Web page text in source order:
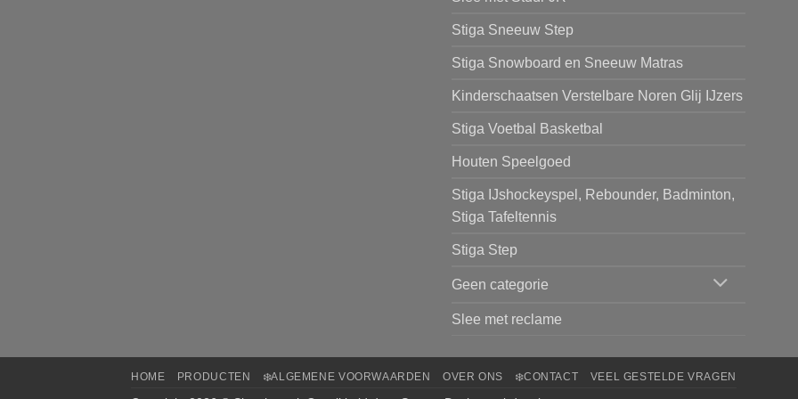
Stiga Sneeuw Step
Stiga Snowboard en Sneeuw Matras
Kinderschaatsen Verstelbare Noren Glij IJzers
Stiga Voetbal Basketbal
Houten Speelgoed
Stiga IJshockeyspel, Rebounder, Badminton,
Stiga Tafeltennis
Stiga Step
Geen categorie
Slee met reclame
HOME PRODUCTEN ❄️ALGEMENE VOORWAARDEN OVER ONS ❄️CONTACT VEEL GESTELDE VRAGEN